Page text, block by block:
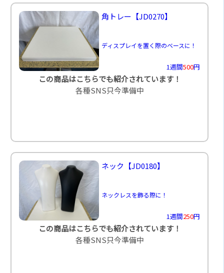
角トレー 【JD0270】
ディスプレイを置く際のベースに！
1週間500円
この商品はこちらでも紹介されています！
各種SNS只今準備中
ネック 【JD0180】
ネックレスを飾る際に！
1週間250円
この商品はこちらでも紹介されています！
各種SNS只今準備中